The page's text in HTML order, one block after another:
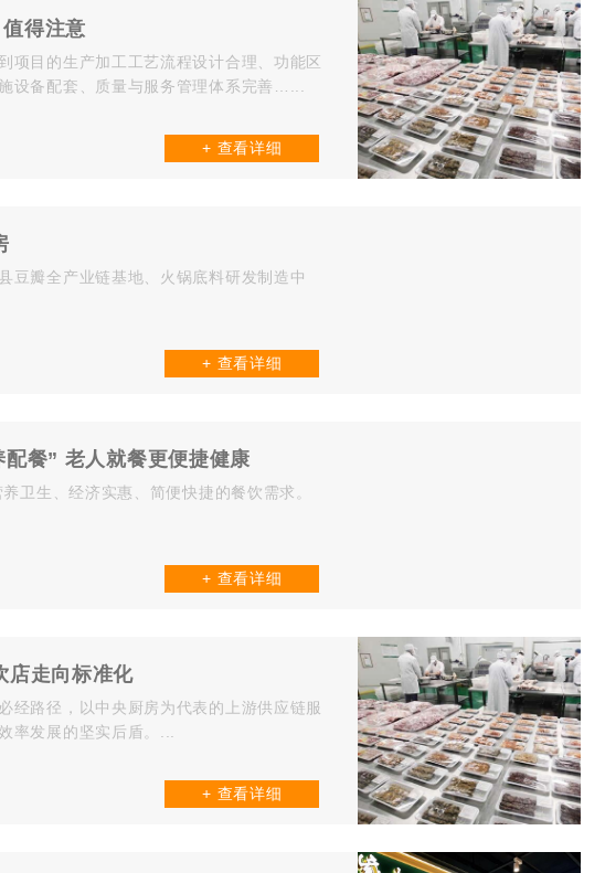
得注意
项目的生产加工工艺流程设计合理、功能区
设备配套、质量与服务管理体系完善…...
+ 查看详细
豆瓣全产业链基地、火锅底料研发制造中
+ 查看详细
餐” 老人就餐更便捷健康
卫生、经济实惠、简便快捷的餐饮需求。
+ 查看详细
店走向标准化
经路径，以中央厨房为代表的上游供应链服
率发展的坚实后盾。...
+ 查看详细